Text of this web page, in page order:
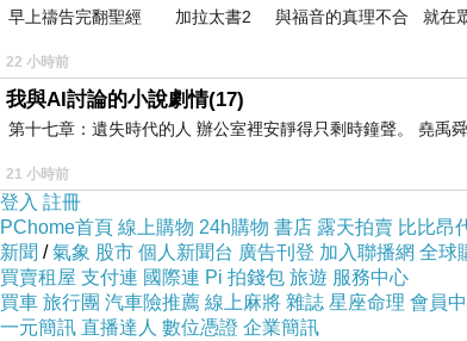
早上禱告完翻聖經 加拉太書2 與福音的真理不合 就在眾
22 小時前
我與AI討論的小說劇情(17)
第十七章：遺失時代的人 辦公室裡安靜得只剩時鐘聲。 堯禹
21 小時前
登入 註冊
PChome首頁 線上購物 24h購物 書店 露天拍賣 比比昂
新聞 /氣象 股市 個人新聞台 廣告刊登 加入聯播網 全球
買賣租屋 支付連 國際連 Pi 拍錢包 旅遊 服務中心
買車 旅行團 汽車險推薦 線上麻將 雜誌 星座命理 會員
一元簡訊 直播達人 數位憑證 企業簡訊